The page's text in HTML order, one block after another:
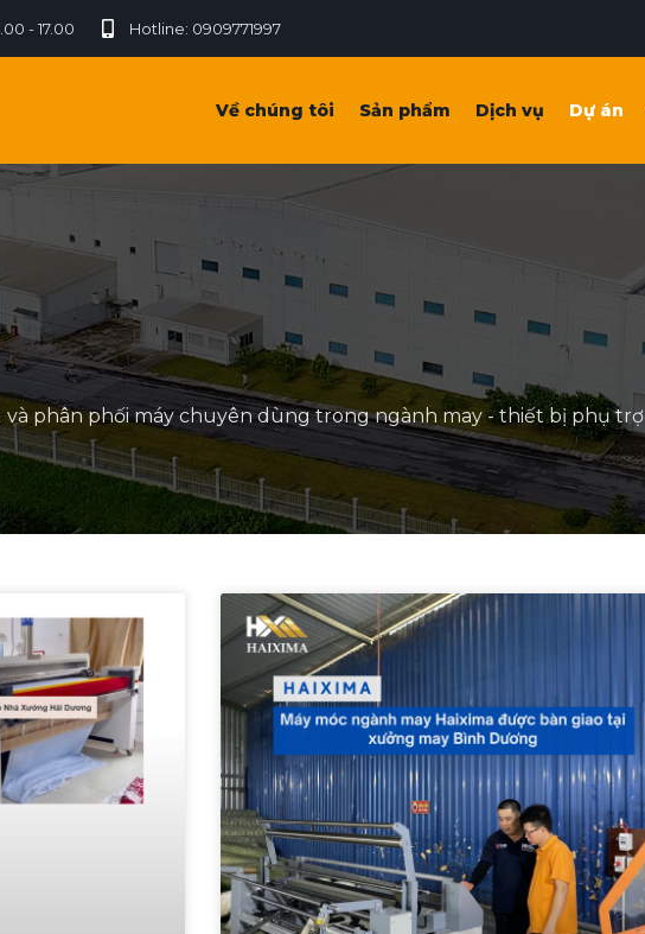
- 17.00 Hotline: 0909771997
Về chúng tôi Sản phẩm Dịch vụ Dự án
phân phối máy chuyên dùng trong ngành may - thiết bị phụ trợ